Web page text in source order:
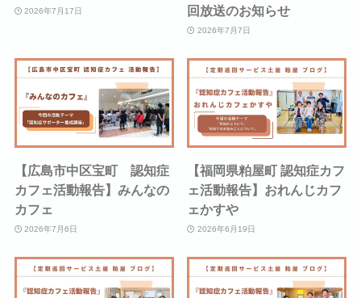
2026年7月17日
回放送のお知らせ
2026年7月7日
【広島市中区宝町 認知症
カフェ活動報告】みんなの
カフェ
2026年7月6日
【福岡県粕屋町 認知症カフ
ェ活動報告】おれんじカフ
ェかすや
2026年6月19日